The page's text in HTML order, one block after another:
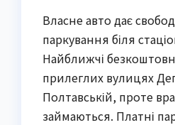
Власне авто дає
паркування біля
Найближчі
прилеглих вулицях
Полтавській, проте
займаються. Платні